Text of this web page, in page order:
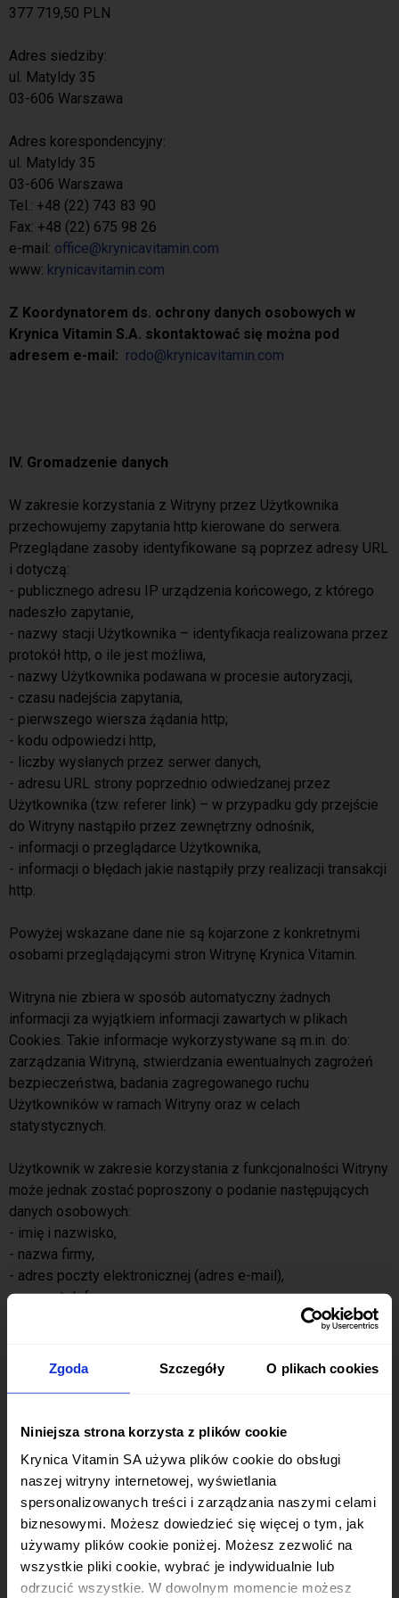
Zgoda Szczegóły O plikach cookies
Niniejsza strona korzysta z plików cookie
Krynica Vitamin SA używa plików cookie do obsługi
naszej witryny internetowej, wyświetlania
spersonalizowanych treści i zarządzania naszymi celami
biznesowymi. Możesz dowiedzieć się więcej o tym, jak
używamy plików cookie poniżej. Możesz zezwolić na
wszystkie pliki cookie, wybrać je indywidualnie lub
odrzucić wszystkie. W dowolnym momencie możesz
377 719,50 PLN
Adres siedziby:
ul. Matyldy 35
03-606 Warszawa
Adres korespondencyjny:
ul. Matyldy 35
03-606 Warszawa
Tel.: +48 (22) 743 83 90
Fax: +48 (22) 675 98 26
e-mail: office@krynicavitamin.com
www: krynicavitamin.com
Z Koordynatorem ds. ochrony danych osobowych w
Krynica Vitamin S.A. skontaktować się można pod
adresem e-mail: rodo@krynicavitamin.com
IV. Gromadzenie danych
W zakresie korzystania z Witryny przez Użytkownika
przechowujemy zapytania http kierowane do serwera.
Przeglądane zasoby identyfikowane są poprzez adresy URL
i dotyczą:
- publicznego adresu IP urządzenia końcowego, z którego
nadeszło zapytanie,
- nazwy stacji Użytkownika – identyfikacja realizowana przez
protokół http, o ile jest możliwa,
- nazwy Użytkownika podawana w procesie autoryzacji,
- czasu nadejścia zapytania,
- pierwszego wiersza żądania http;
- kodu odpowiedzi http,
- liczby wysłanych przez serwer danych,
- adresu URL strony poprzednio odwiedzanej przez
Użytkownika (tzw. referer link) – w przypadku gdy przejście
do Witryny nastąpiło przez zewnętrzny odnośnik,
- informacji o przeglądarce Użytkownika,
- informacji o błędach jakie nastąpiły przy realizacji transakcji
http.
Powyżej wskazane dane nie są kojarzone z konkretnymi
osobami przeglądającymi stron Witrynę Krynica Vitamin.
Witryna nie zbiera w sposób automatyczny żadnych
informacji za wyjątkiem informacji zawartych w plikach
Cookies. Takie informacje wykorzystywane są m.in. do:
zarządzania Witryną, stwierdzania ewentualnych zagrożeń
bezpieczeństwa, badania zagregowanego ruchu
Użytkowników w ramach Witryny oraz w celach
statystycznych.
Użytkownik w zakresie korzystania z funkcjonalności Witryny
może jednak zostać poproszony o podanie następujących
danych osobowych:
- imię i nazwisko,
- nazwa firmy,
- adres poczty elektronicznej (adres e-mail),
- numer telefonu,
Podanie danych wskazanych powyżej jest dobrowolne,
Administrator przetwarza Państwa dane osobowe w
następujących celach i w oparciu o podstawy prawne:
1. W celu realizacji odpowiedzi na zadanie pytanie lub
obsługę zgłoszenia przesłanego do Spółki- gdzie
CZY MASZ SKOŃCZONE